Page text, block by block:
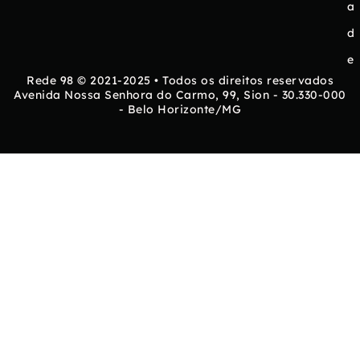
a
d
e
Rede 98 © 2021-2025 • Todos os direitos reservados
Avenida Nossa Senhora do Carmo, 99, Sion - 30.330-000
- Belo Horizonte/MG